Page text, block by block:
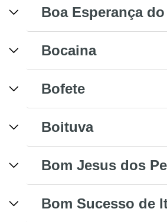
Boa Esperança
Bocaina
Bofete
Boituva
Bom Jesus dos
Bom Sucesso de